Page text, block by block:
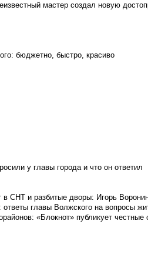
мастер создал новую
бюджетно, быстро, красиво
у главы города и что он ответил
СНТ и разбитые дворы: Игорь
главы Волжского на вопросы
«Блокнот» публикует